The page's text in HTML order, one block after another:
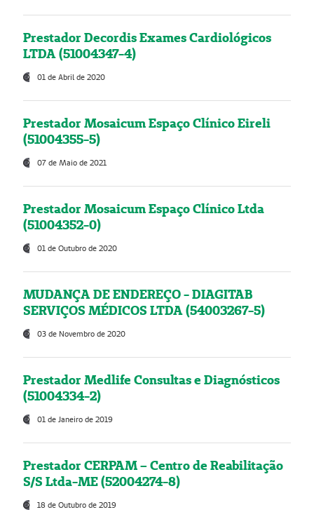
Prestador Decordis Exames Cardiológicos
LTDA (51004347-4)
01 de Abril de 2020
Prestador Mosaicum Espaço Clínico Eireli
(51004355-5)
07 de Maio de 2021
Prestador Mosaicum Espaço Clínico Ltda
(51004352-0)
01 de Outubro de 2020
MUDANÇA DE ENDEREÇO - DIAGITAB
SERVIÇOS MÉDICOS LTDA (54003267-5)
03 de Novembro de 2020
Prestador Medlife Consultas e Diagnósticos
(51004334-2)
01 de Janeiro de 2019
Prestador CERPAM – Centro de Reabilitação
S/S Ltda-ME (52004274-8)
18 de Outubro de 2019